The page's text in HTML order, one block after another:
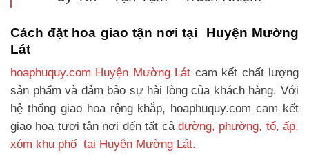
Cách đặt hoa giao tận nơi tại Huyện Mường
Lát
hoaphuquy.com Huyện Mường Lát cam kết chất lượng
sản phẩm và đảm bảo sự hài lòng của khách hàng. Với
hệ thống giao hoa rộng khắp, hoaphuquy.com cam kết
giao hoa tươi tận nơi đến tất cả đường, phường, tổ, ấp,
xóm khu phố tại Huyện Mường Lát.